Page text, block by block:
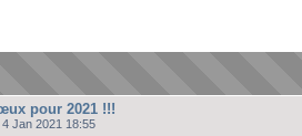
pour 2021 !!!
4 Jan 2021 18:55